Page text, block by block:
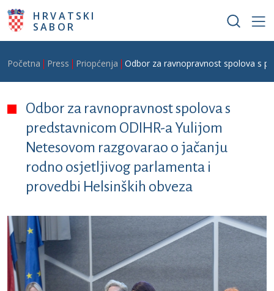
Skoči na glavni sadržaj
HRVATSKI
SABOR
Breadcrumb
Početna Press Priopćenja Odbor za ravnopravnost spolova s
Odbor za ravnopravnost spolova s
predstavnicom ODIHR-a Yulijom
Netesovom razgovarao o jačanju
rodno osjetljivog parlamenta i
provedbi Helsinških obveza